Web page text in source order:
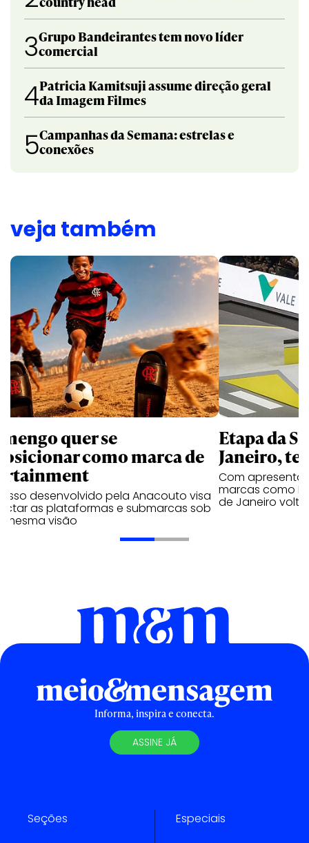
3Grupo Bandeirantes tem novo líder
comercial
4Patricia Kamitsuji assume direção geral
da Imagem Filmes
5Campanhas da Semana: estrelas e
conexões
veja também
quer se
como marca de
desenvolvido pela Anacouto visa
as plataformas e submarcas sob
mesma visão
Etapa da
Janeiro,
Com
marcas como
de Janeiro
Informa, inspira e conecta.
ASSINE JÁ
Seções Especiais